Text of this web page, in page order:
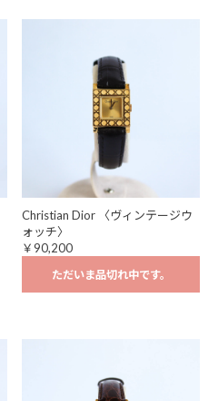
Christian Dior 〈ヴィンテージウ
ォッチ〉
￥90,200
ただいま品切れ中です。